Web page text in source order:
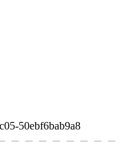
50ebf6bab9a8